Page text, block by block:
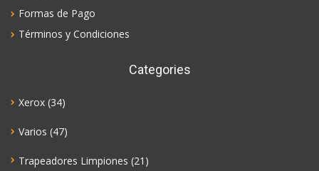
Formas de Pago
Términos y Condiciones
Categories
Xerox (34)
Varios (47)
Trapeadores Limpiones (21)